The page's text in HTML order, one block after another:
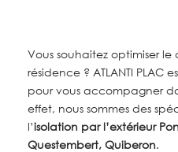
Vous souhaitez optimiser
résidence ? ATLANTI PLAC
pour vous accompagner
effet, nous sommes des
l’isolation par l’extérieur
Questembert, Quiberon.